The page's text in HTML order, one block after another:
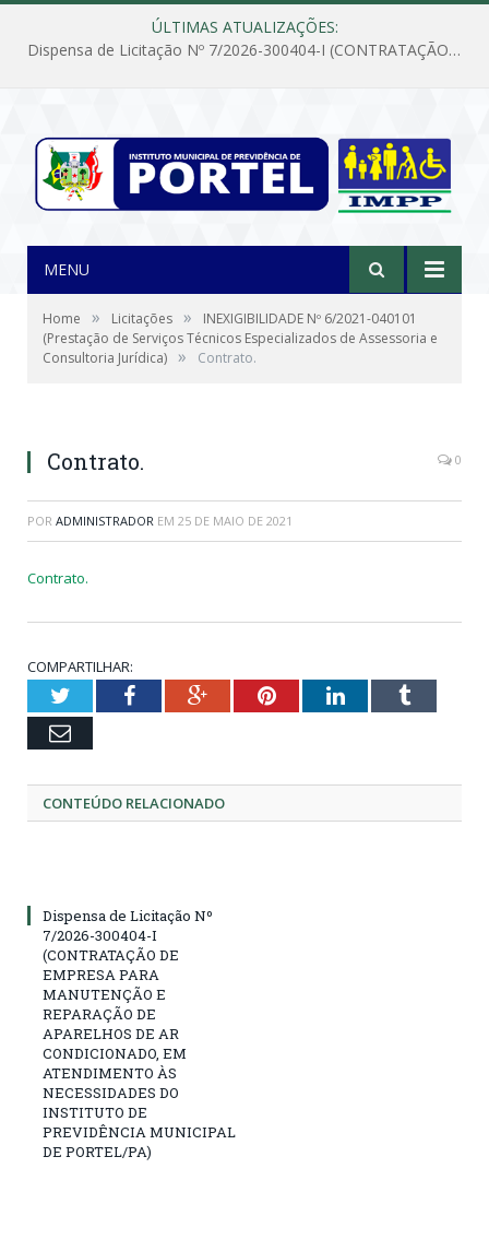
ÚLTIMAS ATUALIZAÇÕES:
Dispensa de Licitação Nº 7/2026-300404-I (CONTRATAÇÃO DE EMPRESA PARA MANUTENÇÃO E REPARAÇÃO DE APARELHOS DE AR CONDICIONADO, EM ATENDIMENTO ÀS NECESSIDADES DO INSTITUTO DE PREVIDÊNCIA MUNICIPAL DE PORTEL/PA)
MENU
Home » Licitações »
INEXIGIBILIDADE Nº 6/2021-040101
(Prestação de Serviços Técnicos Especializados de Assessoria e
Consultoria Jurídica) » Contrato.
Contrato. 0
POR ADMINISTRADOR EM 25 DE MAIO DE 2021
Contrato.
COMPARTILHAR:
TwitterFacebookGoogle+PinterestLinkedInTumblr
Email
CONTEÚDO RELACIONADO
Dispensa de Licitação Nº
7/2026-300404-I
(CONTRATAÇÃO DE
EMPRESA PARA
MANUTENÇÃO E
REPARAÇÃO DE
APARELHOS DE AR
CONDICIONADO, EM
ATENDIMENTO ÀS
NECESSIDADES DO
INSTITUTO DE
PREVIDÊNCIA MUNICIPAL
DE PORTEL/PA)